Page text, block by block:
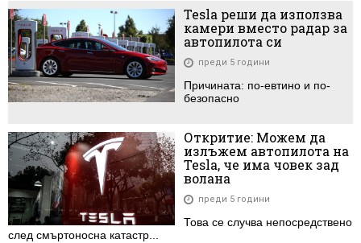
Tesla реши да използва
камери вместо радар за
автопилота си
преди 5 години
Причината: по-евтино и по-
безопасно
Откритие: Можем да
излъжем автопилота на
Tesla, че има човек зад
волана
преди 5 години
Това се случва непосредствено
след смъртоносна катастр...